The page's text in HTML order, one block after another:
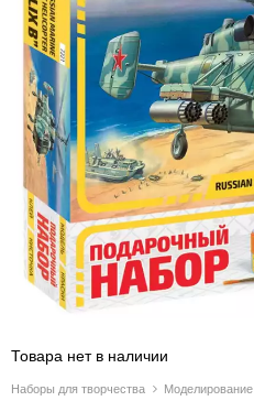
Наборы для творчества Моделирование
Товара нет в наличии